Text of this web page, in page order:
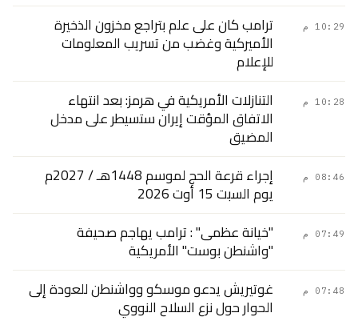
10:29 م ترامب كان على علم بتراجع مخزون الذخيرة
الأميركية وغضب من تسريب المعلومات
للإعلام
10:28 م التنازلات الأمريكية في هرمز: بعد انتهاء
الاتفاق المؤقت إيران ستسيطر على مدخل
المضيق
08:46 م إجراء قرعة الحج لموسم 1448هـ / 2027م
يوم السبت 15 أوت 2026
07:49 م "خيانة عظمى" : ترامب يهاجم صحيفة
"واشنطن بوست" الأمريكية
07:48 م غوتيريش يدعو موسكو وواشنطن للعودة إلى
الحوار حول نزع السلاح النووي